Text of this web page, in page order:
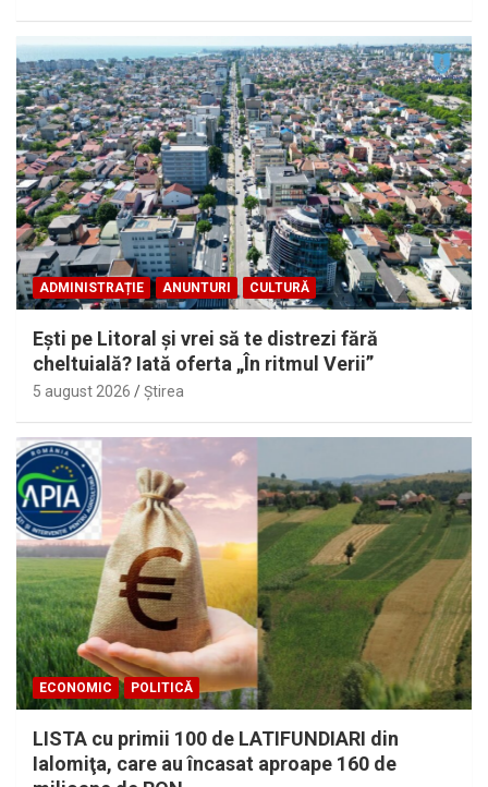
ADMINISTRAȚIE ANUNTURI CULTURĂ
Eşti pe Litoral şi vrei să te distrezi fără
cheltuială? Iată oferta „În ritmul Verii”
5 august 2026 Ştirea
ECONOMIC POLITICĂ
LISTA cu primii 100 de LATIFUNDIARI din
Ialomiţa, care au încasat aproape 160 de